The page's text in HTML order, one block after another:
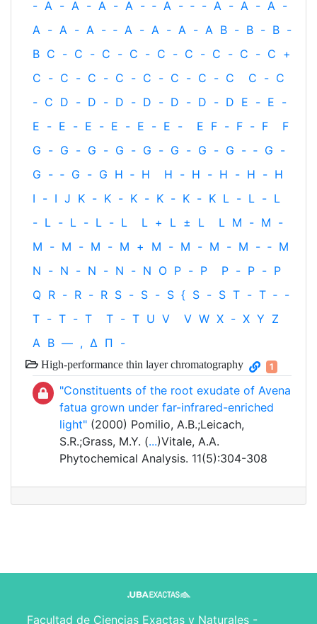
- A - A - A - A - ‐ A - ‐ - A - A - A -
A - A - A - ‐ A - A - A - A B - B - B -
B C - C - C - C - C - C - C - C - C +
C - C - C - C - C - C - C - C C - C
- C D - D - D - D - D - D - D E - E -
E - E - E - E - E - E - E F - F - F
F
G - G - G - G - G - G - G - G - ‐ G -
G - ‐ G - G H ‐ H H - H - H - H - H
I - I J K - K - K - K - K - K L - L - L
- L - L - L - L L + L ± L L M - M -
M - M - M - M + M - M - M - M - ‐ M
N - N - N - N - N O P - P P - P - P
Q R - R - R S - S - S { S - S T - T ‐ -
T - T - T T - T U V V W X - X Y Z
Α Β — , Δ Π -
High-performance thin layer chromatography 1
"Constituents of the root exudate of Avena
fatua grown under far-infrared-enriched
light" (2000) Pomilio, A.B.;Leicach,
S.R.;Grass, M.Y. (...)Vitale, A.A.
Phytochemical Analysis. 11(5):304-308
Facultad de Ciencias Exactas y Naturales -